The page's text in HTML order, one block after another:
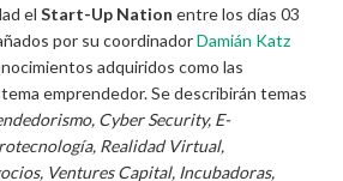
el Start-Up Nation entre los días 03
por su coordinadorDamián Katz
adquiridos como las
emprendedor. Se describirán temas
Cyber Security, E-
Realidad Virtual,
Ventures Capital, Incubadoras,